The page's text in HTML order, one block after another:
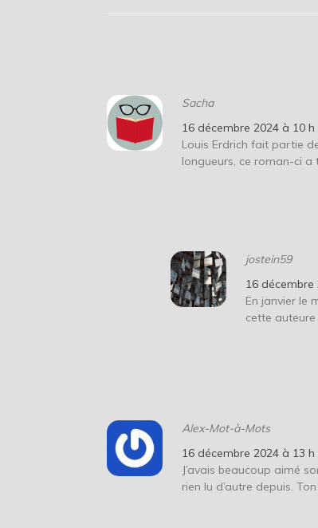
Sacha
16 décembre 2024 à 10 h
Louis Erdrich fait partie
longueurs, ce roman-ci a
jostein59
16 décembre
En janvier le
cette
Alex-Mot-à-Mots
16 décembre 2024 à 13 h
J’avais beaucoup aimé
rien lu d’autre depuis.